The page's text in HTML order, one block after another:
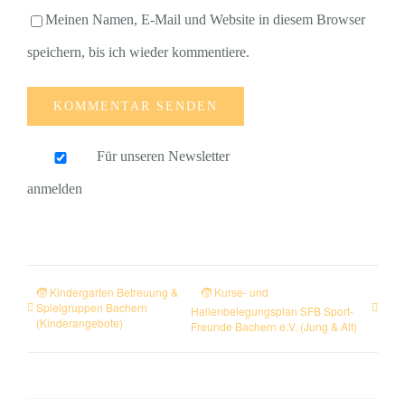
Meinen Namen, E-Mail und Website in diesem Browser
speichern, bis ich wieder kommentiere.
Für unseren Newsletter
anmelden
🧒 Kindergarten Betreuung &
Spielgruppen Bachern
(Kinderangebote)
🧒 Kurse- und
Hallenbelegungsplan SFB Sport-
Freunde Bachern e.V. (Jung & Alt)